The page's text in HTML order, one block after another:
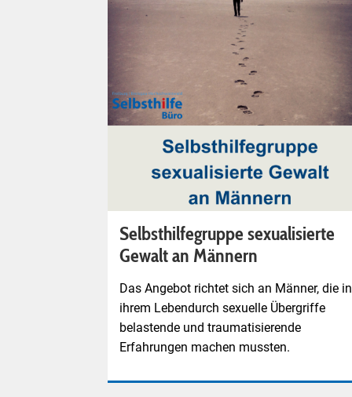
Selbsthilfegruppe sexualisierte
Gewalt an Männern
Das Angebot richtet sich an Männer, die in
ihrem Lebendurch sexuelle Übergriffe
belastende und traumatisierende
Erfahrungen machen mussten.